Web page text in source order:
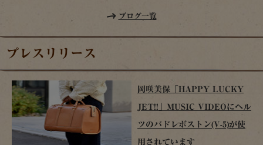
ブログ一覧
プレスリリース
岡咲美保「HAPPY LUCKY
JET!!」MUSIC VIDEOにヘル
ツのパドレボストン(V-5)が使
用されています